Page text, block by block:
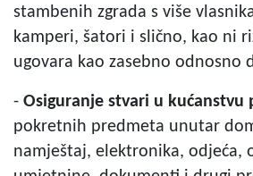
stambenih zgrada s više
kamperi, šatori i slično, kao ni
ugovara kao zasebno odnosno
- Osiguranje stvari u kućanstvu
pokretnih predmeta unutar
namještaj, elektronika, odjeća,